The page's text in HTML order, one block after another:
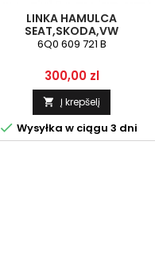
LINKA HAMULCA
SEAT,SKODA,VW
(6Q0609721B), LP , RĘCZNY
6Q0 609 721 B
Kaina
300,00 zl
 Į krepšelį
 Wysyłka w ciągu 3 dni